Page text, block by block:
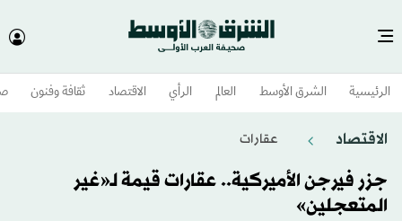
الرئيسية الشرق الأوسط​ العالم الرأي الاقتصاد ثقافة وفنون
الاقتصاد عقارات
جزر فيرجن الأميركية.. عقارات قيمة لـ«غير
المتعجلين»